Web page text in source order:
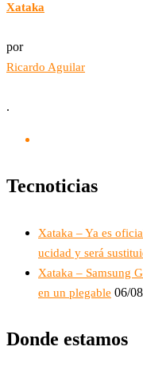
Xataka
por
Ricardo Aguilar
.
Tecnoticias
Xataka – Ya es
ucidad y será
Xataka – Samsung
en un plegable 06/
Donde estamos